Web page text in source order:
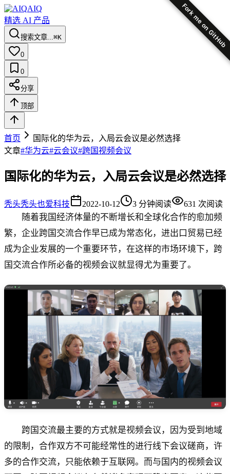
Fork me on GitHub
AIQ
精选 AI 产品
搜索文章...⌘K
0
0
分享
顶部
首页
国际化的华为云，入局云会议是必然选择
文章#华为云#云会议#跨国视频会议
国际化的华为云，入局云会议是必然选择
秃头秃头也爱科技 2022-10-12 3 分钟阅读 631 次阅读
随着我国经济体量的不断增长和全球化合作的愈加频
繁，企业跨国交流合作早已成为常态化，进出口贸易已经
成为企业发展的一个重要环节，在这样的市场环境下，跨
国交流合作所必备的视频会议就显得尤为重要了。
跨国交流最主要的方式就是视频会议，因为受到地域
的限制，合作双方不可能经常性的进行线下会议磋商，许
多的合作交流，只能依赖于互联网。而与国内的视频会议